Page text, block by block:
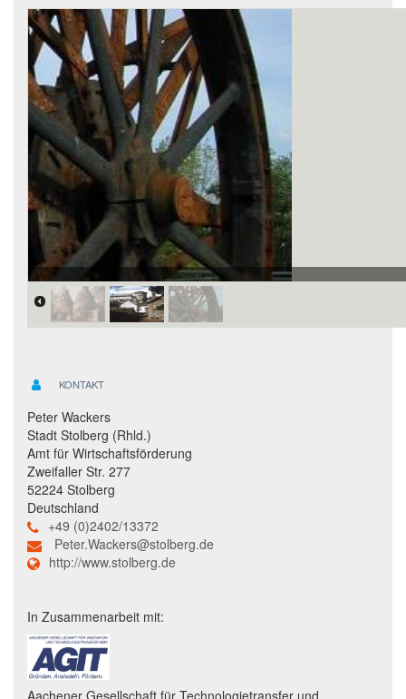
KONTAKT
Peter Wackers
Stadt Stolberg (Rhld.)
Amt für Wirtschaftsförderung
Zweifaller Str. 277
52224 Stolberg
Deutschland
+49 (0)2402/13372
Peter.Wackers@stolberg.de
http://www.stolberg.de
In Zusammenarbeit mit: